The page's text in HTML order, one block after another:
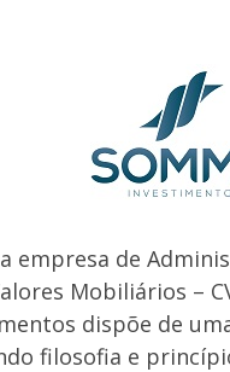
empresa de
Mobiliários –
dispõe de
filosofia e